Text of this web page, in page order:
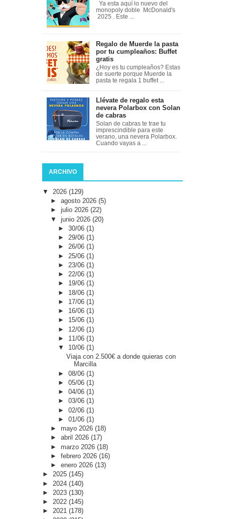
Ya esta aquí lo nuevo del
monopoly doble McDonald's
2025 . Este ...
Regalo de Muerde la pasta
por tu cumpleaños: Buffet
gratis
¿Hoy es tu cumpleaños? Estas
de suerte porque Muerde la
pasta te regala 1 buffet ...
Llévate de regalo esta
nevera Polarbox con Solan
de cabras
Solan de cabras te trae tu
imprescindible para este
verano, una nevera Polarbox.
Cuando vayas a ...
ARCHIVO
▼ 2026 (129)
► agosto 2026 (5)
► julio 2026 (22)
▼ junio 2026 (20)
►30/06(1)
►29/06(1)
►26/06(1)
► 25/06(1)
► 23/06(1)
►22/06(1)
► 19/06(1)
► 18/06(1)
► 17/06(1)
► 16/06(1)
► 15/06(1)
► 12/06(1)
► 11/06(1)
▼ 10/06(1)
Viaja con 2.500€ a donde quieras con
Marcilla
►08/06(1)
►05/06(1)
►04/06(1)
►03/06(1)
►02/06(1)
►01/06(1)
► mayo 2026 (18)
► abril 2026 (17)
► marzo 2026 (18)
► febrero 2026 (16)
► enero 2026 (13)
► 2025 (145)
► 2024 (140)
► 2023 (130)
► 2022 (145)
► 2021 (178)